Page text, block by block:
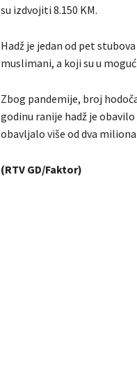
su izdvojiti 8.150 KM.
Hadž je jedan od pet
muslimani, a koji su u
Zbog pandemije, broj
godinu ranije hadž je
obavljalo više od dva
(RTV GD/Faktor)